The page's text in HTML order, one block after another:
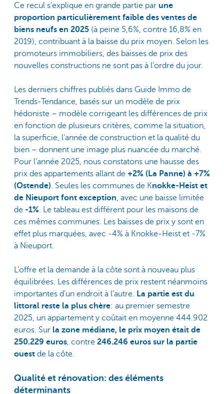
Ce recul s’explique en grande partie par une
proportion particulièrement faible des ventes de
biens neufs en 2025 (à peine 5,6%, contre 16,8% en
2019), contribuant à la baisse du prix moyen. Selon les
promoteurs immobiliers, des baisses de prix des
nouvelles constructions ne sont pas à l’ordre du jour.
Les derniers chiffres publiés dans Guide Immo de
Trends-Tendance, basés sur un modèle de prix
hédoniste – modèle corrigeant les différences de prix
en fonction de plusieurs critères, comme la situation,
la superficie, l’année de construction et la qualité du
bien – donnent une image plus nuancée du marché.
Pour l’année 2025, nous constatons une hausse des
prix des appartements allant de +2% (La Panne) à +7%
(Ostende) . Seules les communes de Knokke-Heist et
de Nieuport font exception , avec une baisse limitée
de -1% . Le tableau est différent pour les maisons de
ces mêmes communes. Les baisses de prix y sont en
effet plus marquées, avec -4% à Knokke-Heist et -7%
à Nieuport.
L’offre et la demande à la côte sont à nouveau plus
équilibrées. Les différences de prix restent néanmoins
importantes d’un endroit à l’autre.
La partie est du
littoral reste la plus chère: au premier semestre
2025, un appartement y coûtait en moyenne 444.902
euros. Sur la zone médiane, le prix moyen était de
250.229 euros , contre 246.246 euros sur la partie
ouest de la côte.
Qualité et rénovation: des éléments
déterminants